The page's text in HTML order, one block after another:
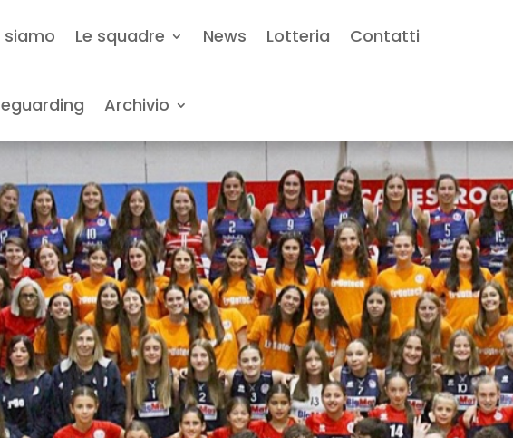
siamo Le squadre News Lotteria Contatti
Archivio